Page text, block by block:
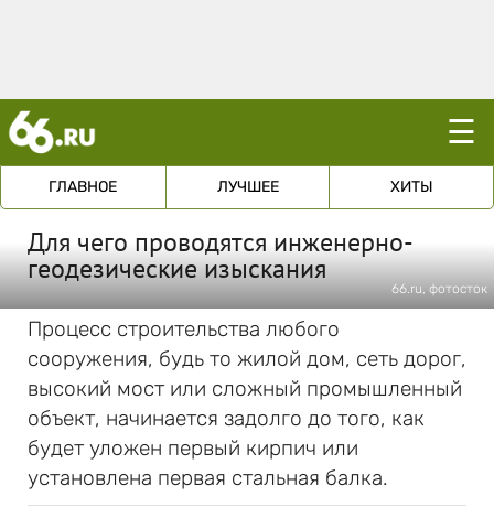
☰
ГЛАВНОЕ ЛУЧШЕЕ ХИТЫ
Для чего проводятся инженерно-
геодезические изыскания
66.ru, фотосток
Процесс строительства любого
сооружения, будь то жилой дом, сеть дорог,
высокий мост или сложный промышленный
объект, начинается задолго до того, как
будет уложен первый кирпич или
установлена первая стальная балка.